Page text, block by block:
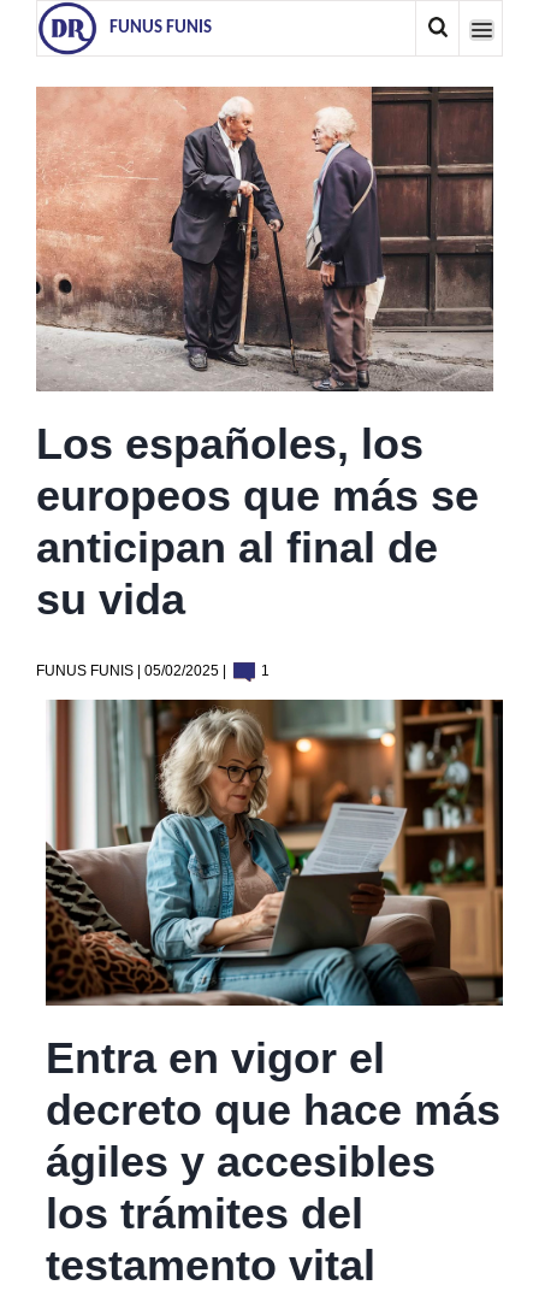
FUNUS FUNIS
Los españoles, los
europeos que más se
anticipan al final de
su vida
FUNUS FUNIS | 05/02/2025 | 1
Entra en vigor el
decreto que hace más
ágiles y accesibles
los trámites del
testamento vital